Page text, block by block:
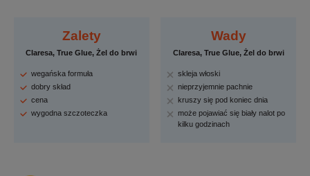
Zalety
Claresa, True Glue, Żel do brwi
wegańska formuła
dobry skład
cena
wygodna szczoteczka
Wady
Claresa, True Glue, Żel do brwi
skleja włoski
nieprzyjemnie pachnie
kruszy się pod koniec dnia
może pojawiać się biały nalot po
kilku godzinach